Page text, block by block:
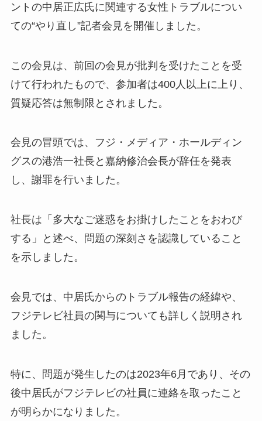
ントの中居正広氏に関連する女性トラブルについ
ての“やり直し”記者会見を開催しました。
この会見は、前回の会見が批判を受けたことを受
けて行われたもので、参加者は400人以上に上り、
質疑応答は無制限とされました。
会見の冒頭では、フジ・メディア・ホールディン
グスの港浩一社長と嘉納修治会長が辞任を発表
し、謝罪を行いました。
社長は「多大なご迷惑をお掛けしたことをおわび
する」と述べ、問題の深刻さを認識していること
を示しました。
会見では、中居氏からのトラブル報告の経緯や、
フジテレビ社員の関与についても詳しく説明され
ました。
特に、問題が発生したのは2023年6月であり、その
後中居氏がフジテレビの社員に連絡を取ったこと
が明らかになりました。